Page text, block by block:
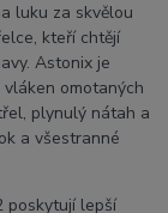
luku za skvělou
kteří chtějí
Astonix je
omotaných
plynulý nátah a
a všestranné
poskytují lepší